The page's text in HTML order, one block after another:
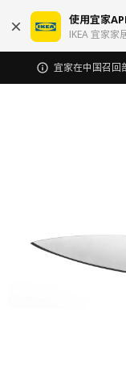
使用宜家
IKEA 宜家家
宜家在中国召回